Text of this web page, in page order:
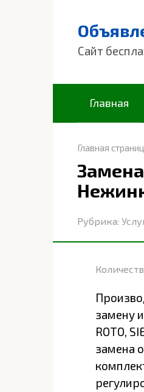
Сайт
Главная
Главная
Рубрика:
замену
ROTO,
замена